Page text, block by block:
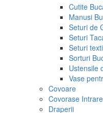
Cutite
Manusi
Seturi de
Seturi
Seturi
Sorturi
Ustensile
Vase
Covoare
Covorase Intrare
Draperii